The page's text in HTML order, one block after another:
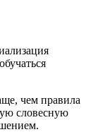
чем правила
словесную